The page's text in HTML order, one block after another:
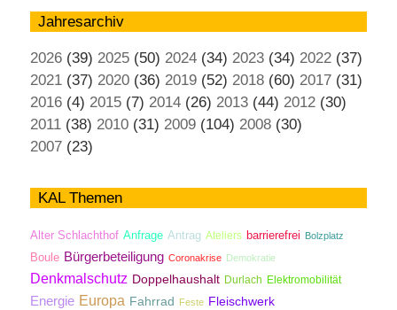
Jahresarchiv
2026 (39) 2025 (50) 2024 (34) 2023 (34) 2022 (37)
2021 (37) 2020 (36) 2019 (52) 2018 (60) 2017 (31)
2016 (4) 2015 (7) 2014 (26) 2013 (44) 2012 (30)
2011 (38) 2010 (31) 2009 (104) 2008 (30)
2007 (23)
KAL Themen
Alter Schlachthof Anfrage Antrag Ateliers barrierefrei Bolzplatz
Boule Bürgerbeteiligung Coronakrise Demokratie
Denkmalschutz Doppelhaushalt Durlach Elektromobilität
Energie Europa Fahrrad Feste Fleischwerk